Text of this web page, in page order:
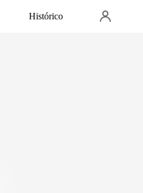
Histórico